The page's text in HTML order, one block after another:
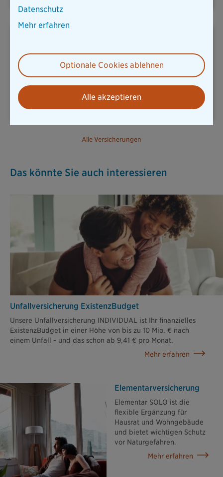
Alle Versicherungen
Das könnte Sie auch interessieren
Unfallversicherung ExistenzBudget
Unsere Unfallversicherung INDIVIDUAL ist Ihr finanzielles
ExistenzBudget in einer Höhe von bis zu 10 Mio. € nach
einem Unfall - und das schon ab 9,41 € pro Monat.
Mehr erfahren
Elementar­versicherung
Elementar SOLO ist die
flexible Ergänzung für
Hausrat und Wohngebäude
und bietet wichtigen Schutz
vor Naturgefahren.
Mehr erfahren
Datenschutz
Mehr erfahren
Optionale Cookies ablehnen
Alle akzeptieren